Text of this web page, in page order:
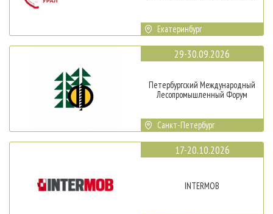
Екатеринбург
29-30.09.2026
Петербургский Международный
Лесопромышленный Форум
Санкт-Петербург
17-20.10.2026
INTERMOB